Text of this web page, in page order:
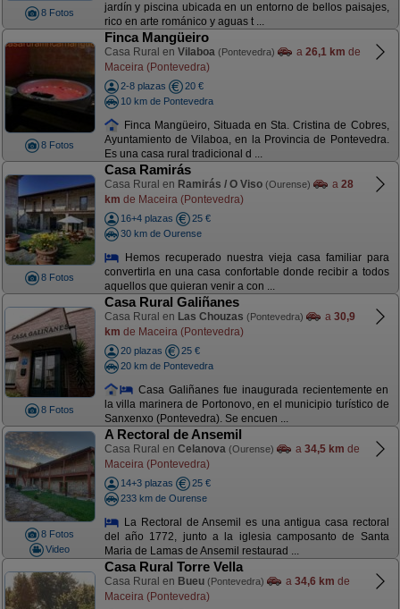
8 Fotos
jardín y piscina ubicada en un entorno de bellos paisajes,
rico en arte románico y aguas t ...
8 Fotos
Finca Mangüeiro
Casa Rural en Vilaboa (Pontevedra) a 26,1 km de
Maceira (Pontevedra)
2-8 plazas
20 €
10 km de Pontevedra
Finca Mangüeiro, Situada en Sta. Cristina de Cobres,
Ayuntamiento de Vilaboa, en la Provincia de Pontevedra.
Es una casa rural tradicional d ...
8 Fotos
Casa Ramirás
Casa Rural en Ramirás / O Viso (Ourense) a 28
km de Maceira (Pontevedra)
16+4 plazas
25 €
30 km de Ourense
Hemos recuperado nuestra vieja casa familiar para
convertirla en una casa confortable donde recibir a todos
aquellos que quieran venir a con ...
8 Fotos
Casa Rural Galiñanes
Casa Rural en Las Chouzas (Pontevedra) a 30,9
km de Maceira (Pontevedra)
20 plazas
25 €
20 km de Pontevedra
Casa Galiñanes fue inaugurada recientemente en
la villa marinera de Portonovo, en el municipio turístico de
Sanxenxo (Pontevedra). Se encuen ...
8 Fotos
Video
A Rectoral de Ansemil
Casa Rural en Celanova (Ourense) a 34,5 km de
Maceira (Pontevedra)
14+3 plazas
25 €
233 km de Ourense
La Rectoral de Ansemil es una antigua casa rectoral
del año 1772, junto a la iglesia camposanto de Santa
Maria de Lamas de Ansemil restaurad ...
Casa Rural Torre Vella
Casa Rural en Bueu (Pontevedra) a 34,6 km de
Maceira (Pontevedra)